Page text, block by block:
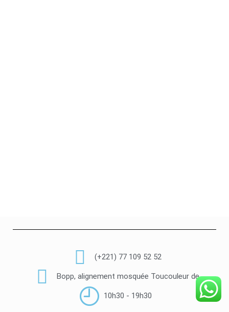
(+221) 77 109 52 52
Bopp, alignement mosquée Toucouleur de
10h30 - 19h30